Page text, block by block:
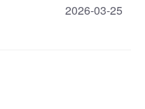
2026-03-25